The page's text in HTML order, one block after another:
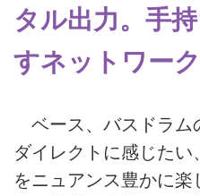
タル出力。手
すネットワー
ベース、バスドラム
ダイレクトに感じた
をニュアンス豊かに